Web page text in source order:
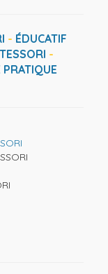
- ÉDUCATIF
-
PRATIQUE